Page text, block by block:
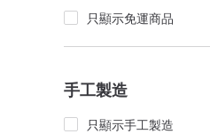
只顯示免運商品
手工製造
只顯示手工製造